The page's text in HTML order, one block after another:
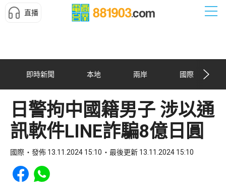
直播
即時新聞 本地 兩岸 國際
日警拘中國籍男子 涉以通
訊軟件LINE詐騙8億日圓
國際 發佈 13.11.2024 15:10 最後更新 13.11.2024 15:10
Share to Facebook
Share to WhatsApp